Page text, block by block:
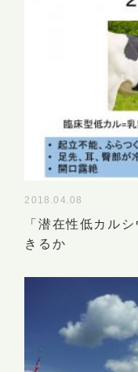
2018.04.08
「潜在性低カル
きるか